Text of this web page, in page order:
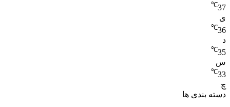
37
℃
ی
36
℃
د
35
℃
س
33
℃
چ
دسته بندی ها